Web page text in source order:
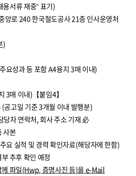
용서류 재중” 표기)
앙로 240 한국철도공사 21층 인사운영처
)
요성과 등 포함 A4용지 3매 이내)
3매 이내)【붙임4】
고일 기준 3개월 이내 발행분)
자 연락처, 회사 주소 기재 必
사본
요 실적 및 경력 확인자료(해당자에 한함)
추후 확인 예정
파일(Hwp, 증명사진 등)을 e-Mail